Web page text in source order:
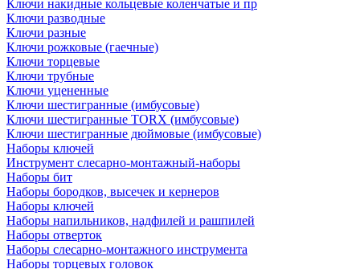
Ключи накидные кольцевые коленчатые и пр
Ключи разводные
Ключи разные
Ключи рожковые (гаечные)
Ключи торцевые
Ключи трубные
Ключи уцененные
Ключи шестигранные (имбусовые)
Ключи шестигранные TORX (имбусовые)
Ключи шестигранные дюймовые (имбусовые)
Наборы ключей
Инструмент слесарно-монтажный-наборы
Наборы бит
Наборы бородков, высечек и кернеров
Наборы ключей
Наборы напильников, надфилей и рашпилей
Наборы отверток
Наборы слесарно-монтажного инструмента
Наборы торцевых головок